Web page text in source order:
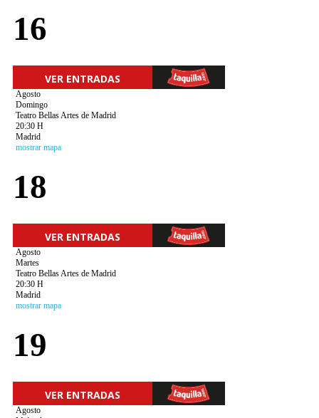
16
VER ENTRADAS
Agosto
Domingo
Teatro Bellas Artes de Madrid
20:30 H
Madrid
mostrar mapa
18
VER ENTRADAS
Agosto
Martes
Teatro Bellas Artes de Madrid
20:30 H
Madrid
mostrar mapa
19
VER ENTRADAS
Agosto